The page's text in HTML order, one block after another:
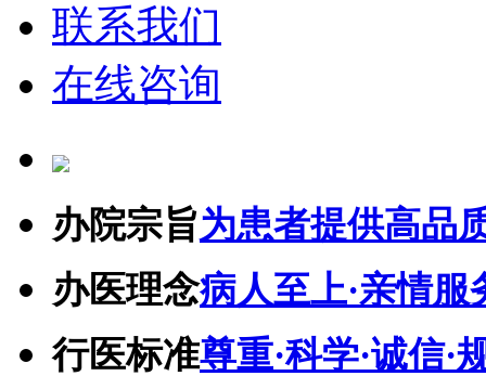
联系我们
在线咨询
办院宗旨为患者提供高品
办医理念病人至上·亲情服
行医标准尊重·科学·诚信·